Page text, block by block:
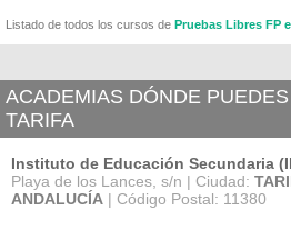
Listado de todos los cursos de Pruebas Libres FP
ACADEMIAS DÓNDE
TARIFA
Instituto de Educación Secundaria
Playa de los Lances, s/n | Ciudad:
ANDALUCÍA | Código Postal: 11380